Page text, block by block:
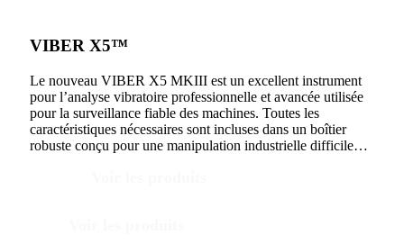
VIBER X5™
Le nouveau VIBER X5 MKIII est un excellent instrument
pour l’analyse vibratoire professionnelle et avancée utilisée
pour la surveillance fiable des machines. Toutes les
caractéristiques nécessaires sont incluses dans un boîtier
robuste conçu pour une manipulation industrielle difficile…